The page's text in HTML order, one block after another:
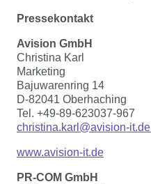
Pressekontakt
Avision GmbH
Christina Karl
Marketing
Bajuwarenring 14
D-82041 Oberhaching
Tel. +49-89-623037-967
christina.karl@avision-it.de
www.avision-it.de
PR-COM GmbH